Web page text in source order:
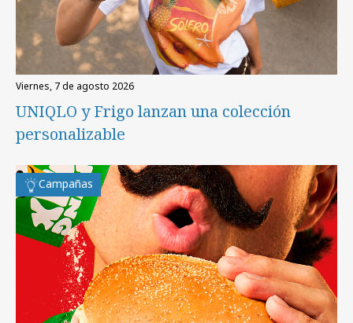
viernes, 7 de agosto 2026
UNIQLO y Frigo lanzan una colección
personalizable
Campañas